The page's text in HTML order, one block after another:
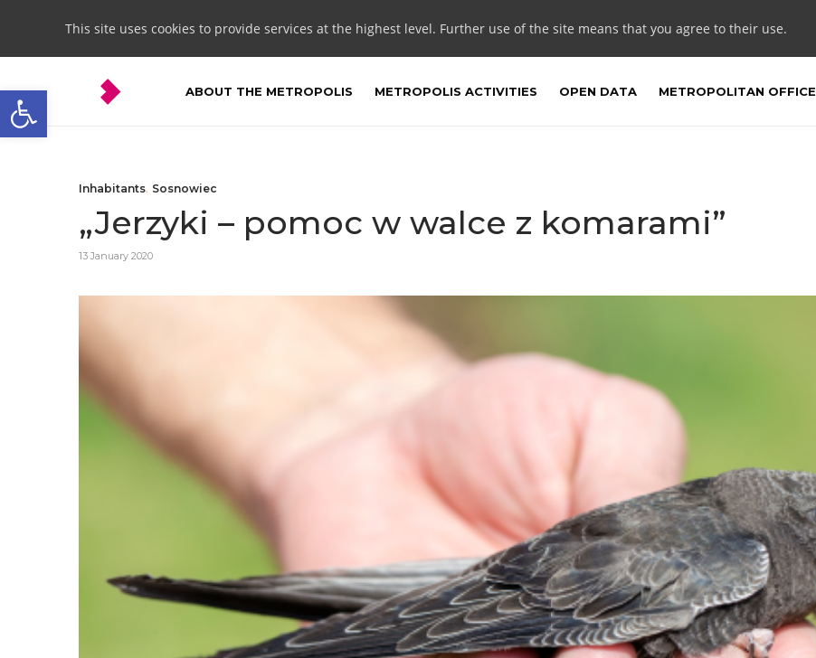
Open toolbar
This site uses cookies to provide services at the highest level. Further use of the site means that you agree to their use.
ABOUT THE METROPOLIS METROPOLIS ACTIVITIES OPEN DATA METROPOLITAN OFFICE
Inhabitants, Sosnowiec
„Jerzyki – pomoc w walce z komarami”
13 January 2020